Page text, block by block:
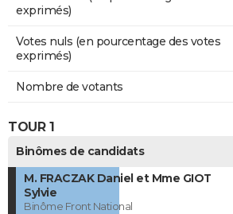
exprimés)
Votes nuls (en pourcentage des votes
exprimés)
Nombre de votants
TOUR 1
Binômes de candidats
M. FRACZAK Daniel et Mme GIOT
Sylvie
Binôme Front National